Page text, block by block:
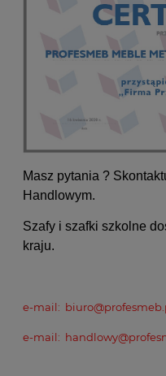
Masz pytania ?
Handlowym.
Szafy i szafki szkolne
kraju.
e-mail:
e-mail: